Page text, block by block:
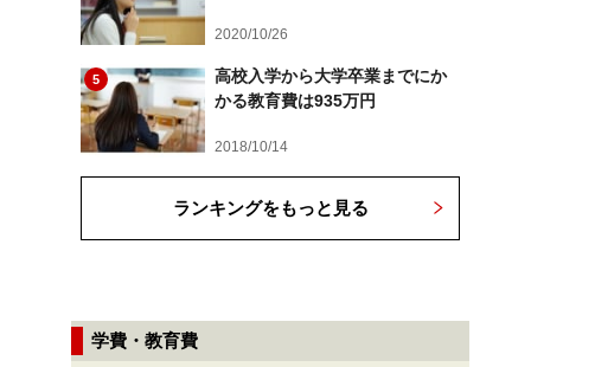
2020/10/26
5
高校入学から大学卒業までにか
かる教育費は935万円
2018/10/14
ランキングをもっと見る
学費・教育費